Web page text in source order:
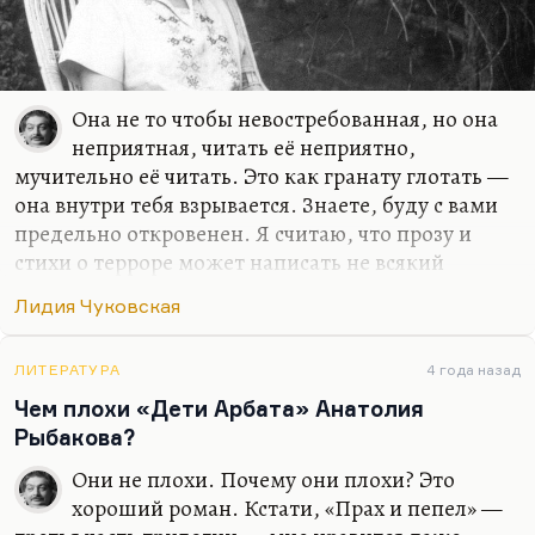
неперепечатанной, и никому не известной, и не
читавшейся даже вслух, до…
Она не то чтобы невостребованная, но она
неприятная, читать её неприятно,
мучительно её читать. Это как гранату глотать —
она внутри тебя взрывается. Знаете, буду с вами
предельно откровенен. Я считаю, что прозу и
стихи о терроре может написать не всякий
прямой репортаж из него, как делали Лидия
произведения, которые зафиксировали
атмосферу террора во время террора — это
«Софья Петровна» и «Реквием». Так вот, для того,
чтобы это написать, надо быть либо такой
твердыней духа, как Ахматова, которая всю
жизнь признаёт себя виноватой, последней,
Лидия Чуковская
ЛИТЕРАТУРА 4 года назад
Чем плохи «Дети Арбата» Анатолия
Рыбакова?
Они не плохи. Почему они плохи? Это
хороший роман. Кстати, «Прах и пепел» —